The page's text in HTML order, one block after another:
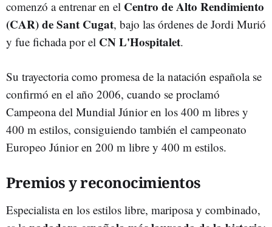
comenzó a entrenar en el Centro de Alto Rendimiento
(CAR) de Sant Cugat, bajo las órdenes de Jordi Murió
y fue fichada por el CN L'Hospitalet.
Su trayectoria como promesa de la natación española se
confirmó en el año 2006, cuando se proclamó
Campeona del Mundial Júnior en los 400 m libres y
400 m estilos, consiguiendo también el campeonato
Europeo Júnior en 200 m libre y 400 m estilos.
Premios y reconocimientos
Especialista en los estilos libre, mariposa y combinado,